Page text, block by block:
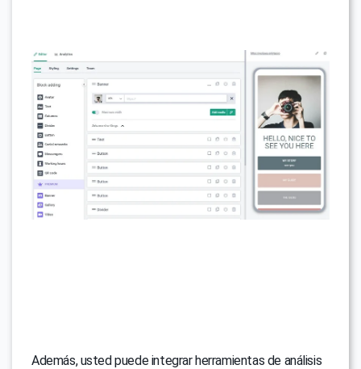
Además, usted puede integrar herramientas de análisis